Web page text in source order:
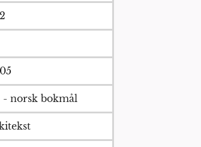
- norsk bokmål